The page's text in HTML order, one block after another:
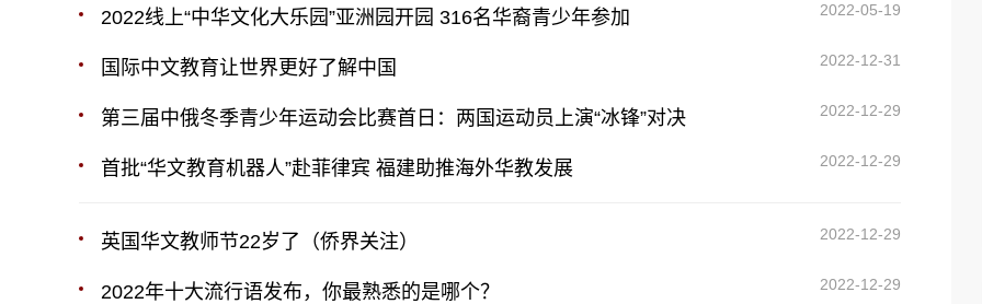
2022线上“中华文化大乐园”亚洲园开园 316名华裔青少年参加 2022-05-19
国际中文教育让世界更好了解中国 2022-12-31
第三届中俄冬季青少年运动会比赛首日：两国运动员上演“冰锋”对决 2022-12-29
首批“华文教育机器人”赴菲律宾 福建助推海外华教发展 2022-12-29
英国华文教师节22岁了（侨界关注） 2022-12-29
2022年十大流行语发布，你最熟悉的是哪个？ 2022-12-29